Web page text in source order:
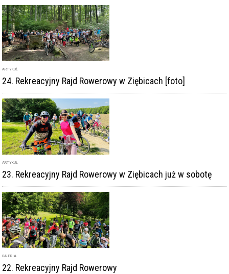
ARTYKUŁ
24. Rekreacyjny Rajd Rowerowy w Ziębicach [foto]
ARTYKUŁ
23. Rekreacyjny Rajd Rowerowy w Ziębicach już w sobotę
GALERIA
22. Rekreacyjny Rajd Rowerowy